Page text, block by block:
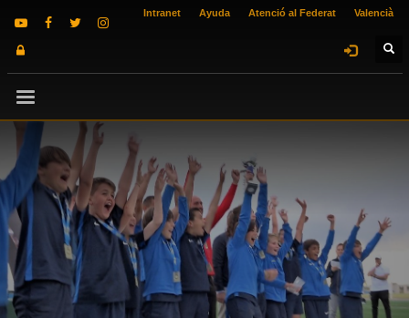
Intranet Ayuda Atenció al Federat Valencià